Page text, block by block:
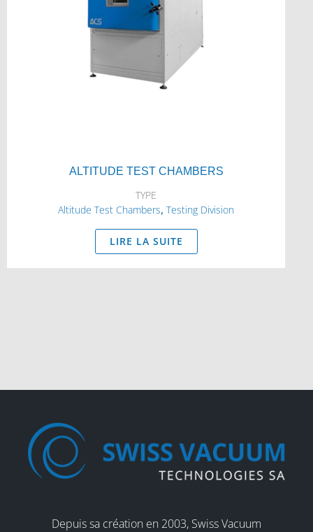
ALTITUDE TEST CHAMBERS
TYPE
Altitude Test Chambers, Testing Division
LIRE LA SUITE
Depuis sa création en 2003, Swiss Vacuum